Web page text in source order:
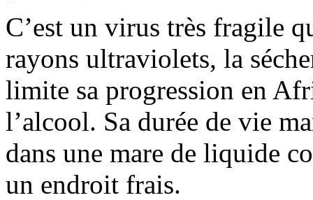
C’est un virus très fragile
rayons ultraviolets, la
limite sa progression en
l’alcool. Sa durée de vie
dans une mare de liquide
un endroit frais.